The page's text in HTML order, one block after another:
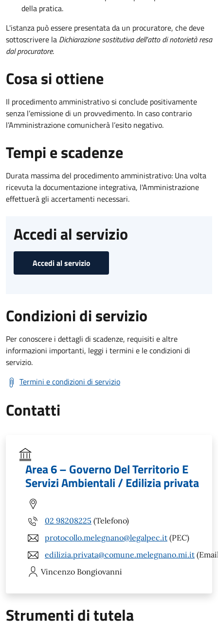
della pratica.
L'istanza può essere presentata da un procuratore, che deve
sottoscrivere la Dichiarazione sostitutiva dell'atto di notorietà resa
dal procuratore.
Cosa si ottiene
Il procedimento amministrativo si conclude positivamente
senza l’emissione di un provvedimento. In caso contrario
l’Amministrazione comunicherà l’esito negativo.
Tempi e scadenze
Durata massima del procedimento amministrativo: Una volta
ricevuta la documentazione integrativa, l'Amministrazione
effettuerà gli accertamenti necessari.
Accedi al servizio
Accedi al servizio
Condizioni di servizio
Per conoscere i dettagli di scadenze, requisiti e altre
informazioni importanti, leggi i termini e le condizioni di
servizio.
Termini e condizioni di servizio
Contatti
Area 6 – Governo Del Territorio E
Servizi Ambientali / Edilizia privata
02 98208225 (Telefono)
protocollo.melegnano@legalpec.it (PEC)
edilizia.privata@comune.melegnano.mi.it
Vincenzo Bongiovanni
Strumenti di tutela